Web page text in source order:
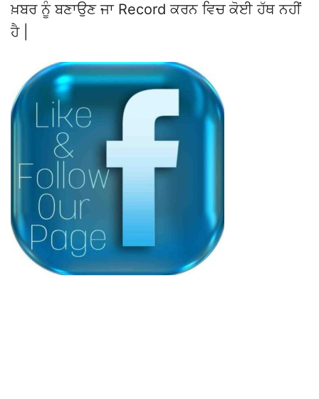
ਖ਼ਬਰ ਨੂੰ ਬਣਾਉਣ ਜਾ Record ਕਰਨ ਵਿਚ ਕੋਈ ਹੱਥ ਨਹੀਂ
ਹੈ |